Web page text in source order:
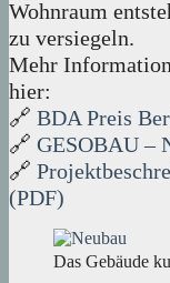
Wohnraum
zu versiegeln.
Mehr
hier:
🔗 BDA Preis
🔗 GESOBAU –
🔗
(PDF)
Das Gebäude